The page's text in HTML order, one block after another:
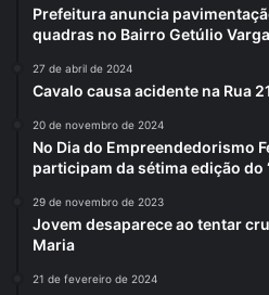
Prefeitura anuncia
quadras no Bairro Getúlio
27 de abril de 2024
Cavalo causa acidente na Rua
20 de novembro de 2024
No Dia do Empreendedorismo
participam da sétima edição do
29 de novembro de 2023
Jovem desaparece ao tentar
Maria
21 de fevereiro de 2024